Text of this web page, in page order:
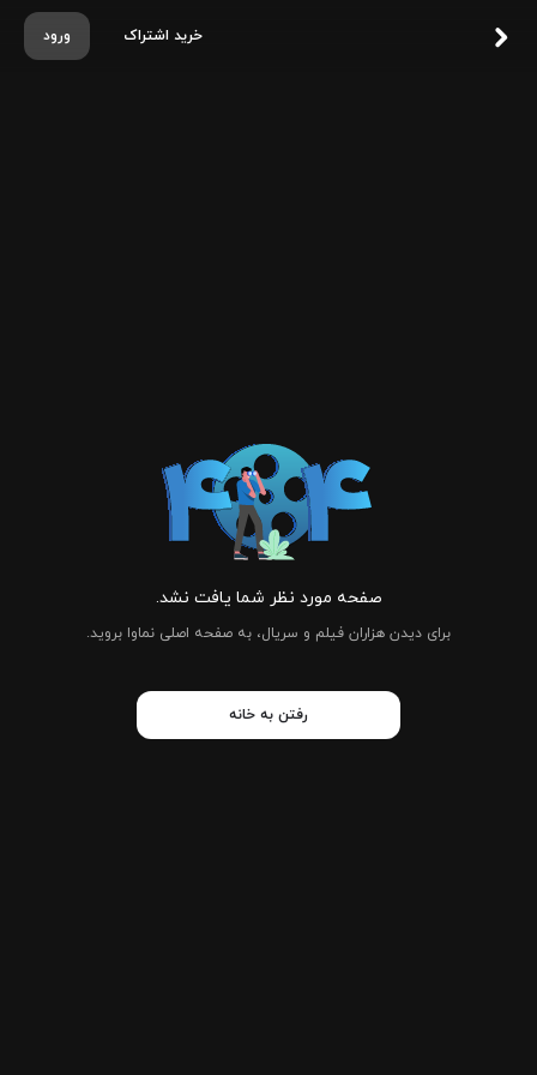
ورود خرید اشتراک
صفحه مورد نظر شما یافت نشد.
برای دیدن هزاران فیلم و سریال، به صفحه اصلی نماوا بروید.
رفتن به خانه